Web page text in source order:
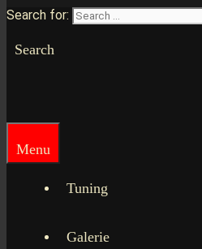
Search for:
Search
Menu
Tuning
Galerie